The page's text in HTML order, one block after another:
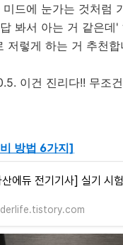
드에 눈가는 것처럼
봐서 아는 거 같은데'
저렇게 하는 거 추천합
이건 진리다!! 무조
방법 6가지]